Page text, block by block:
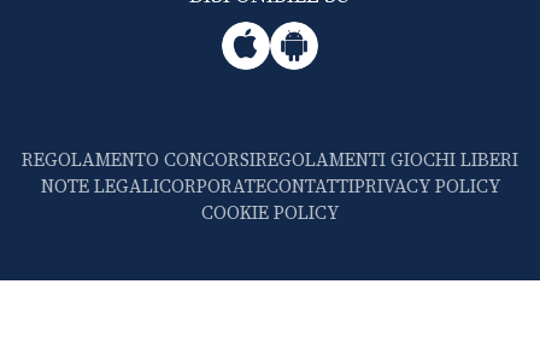
REGOLAMENTO CONCORSIREGOLAMENTI GIOCHI LIBERI
NOTE LEGALICORPORATECONTATTIPRIVACY POLICY
COOKIE POLICY